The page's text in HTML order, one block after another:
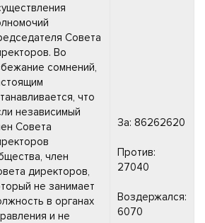
Совета
Во
сомнений,
что
независимый
Совета
член
директоров,
не занимает
в органах
и не
За: 86262620
Против:
27040
Воздержался:
6070